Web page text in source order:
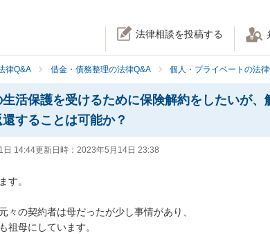
法律相談を投稿する
律Q&A 借金・債務整理の法律Q&A 個人・プライベートの法
活保護を受けるために保険解約をしたいが、
することは可能か？
日 14:44更新日時： 2023年5月14日 23:38
す。
々の契約者は母だったが少し事情があり、
祖母にしています。